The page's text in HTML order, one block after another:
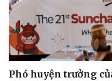
Phó huyện trưởng